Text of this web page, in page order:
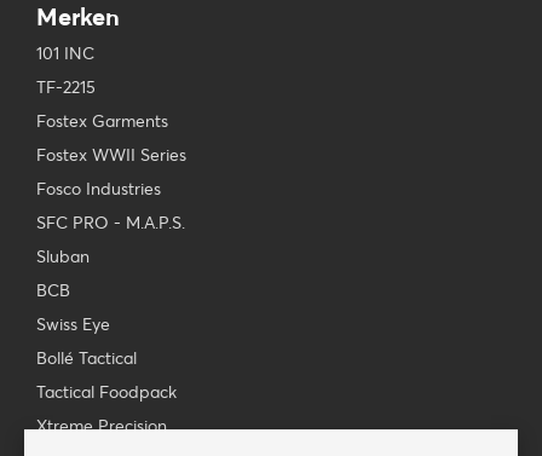
Merken
101 INC
TF-2215
Fostex Garments
Fostex WWII Series
Fosco Industries
SFC PRO - M.A.P.S.
Sluban
BCB
Swiss Eye
Bollé Tactical
Tactical Foodpack
Xtreme Precision